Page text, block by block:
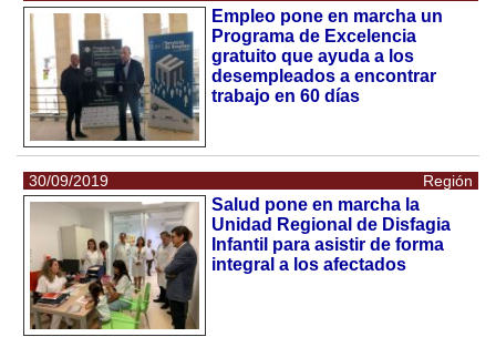
Empleo pone en marcha un
Programa de Excelencia
gratuito que ayuda a los
desempleados a encontrar
trabajo en 60 días
30/09/2019 Región
Salud pone en marcha la
Unidad Regional de Disfagia
Infantil para asistir de forma
integral a los afectados